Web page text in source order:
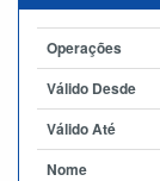
Operações
Válido Desde
Válido Até
Nome